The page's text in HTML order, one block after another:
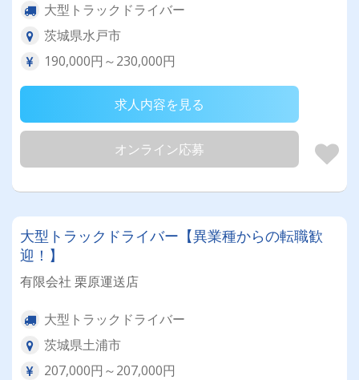
大型トラックドライバー
茨城県水戸市
190,000円～230,000円
求人内容を見る
オンライン応募
大型トラックドライバー【異業種からの転職歓
迎！】
有限会社 栗原運送店
大型トラックドライバー
茨城県土浦市
207,000円～207,000円